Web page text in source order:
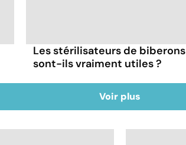
Les stérilisateurs de biberons
sont-ils vraiment utiles ?
Voir plus